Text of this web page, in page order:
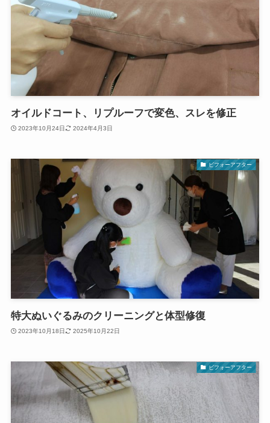
オイルドコート、リプルーフで変色、スレを修正
2023年10月24日 2024年4月3日
ビフォーアフター
特大ぬいぐるみのクリーニングと体型修復
2023年10月18日 2025年10月22日
ビフォーアフター